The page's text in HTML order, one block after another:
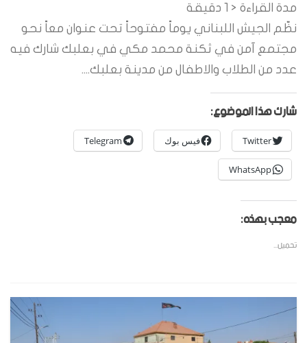
مدة القراءة < 1
دقيقة
نظّم الجيش اللبناني يوماً مفتوحاً تحت عنوان معاً نحو
مجتمع آمن في ثكنة محمد مكي في بعلبك شارك فيه
عدد من الطلاب والاطفال من مدينة بعلبك....
شارك هذا الموضوع:
Twitter فيس بوك Telegram
WhatsApp
معجب بهذه:
تحميل...